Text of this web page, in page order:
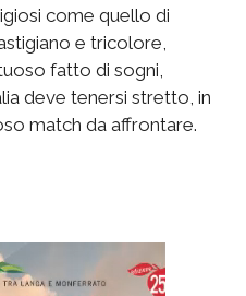
come quello di
e tricolore,
fatto di sogni,
deve tenersi stretto, in
match da affrontare.